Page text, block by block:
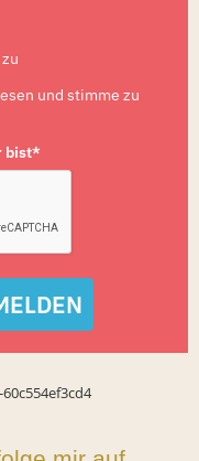
und stimme zu
bist*